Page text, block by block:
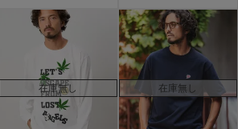
在庫無し 在庫無し